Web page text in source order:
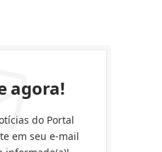
agora!
do Portal
em seu e-mail